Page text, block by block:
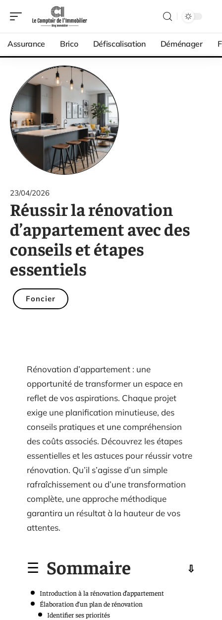
Assurance Brico Défiscalisation Déménager
23/04/2026
Réussir la rénovation
d’appartement avec des
conseils et étapes
essentiels
Foncier
Rénovation d’appartement : une
opportunité de transformer un espace en
reflet de vos aspirations. Chaque projet
exige une planification minutieuse, des
conseils pratiques et une compréhension
des coûts associés. Découvrez les étapes
essentielles et les astuces pour réussir votre
rénovation. Qu’il s’agisse d’un simple
rafraîchissement ou d’une transformation
complète, une approche méthodique
garantira un résultat à la hauteur de vos
attentes.
Sommaire
Introduction à la rénovation d’appartement
Élaboration d’un plan de rénovation
Identifier ses priorités